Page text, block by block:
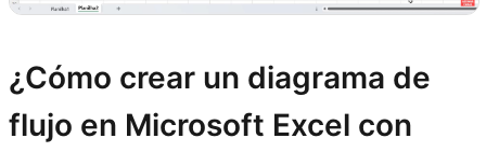
¿Cómo crear un diagrama de
flujo en Microsoft Excel con